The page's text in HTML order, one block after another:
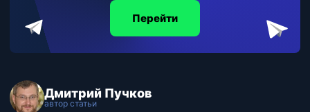
Перейти
Дмитрий Пучков
автор статьи